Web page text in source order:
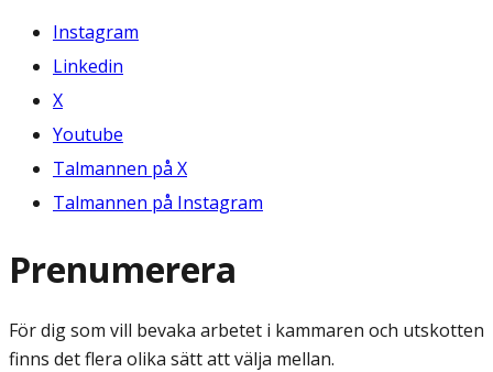
Instagram
Linkedin
X
Youtube
Talmannen på X
Talmannen på Instagram
Prenumerera
För dig som vill bevaka arbetet i kammaren och utskotten
finns det flera olika sätt att välja mellan.